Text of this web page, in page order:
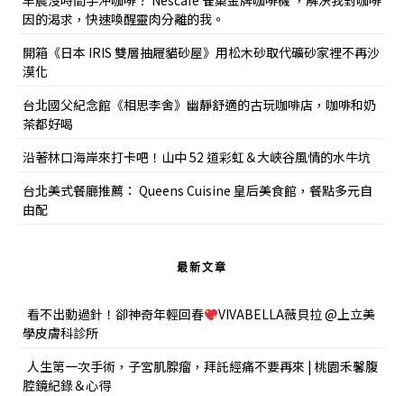
因的渴求，快速喚醒靈肉分離的我。
開箱《日本 IRIS 雙層抽屜貓砂屋》用松木砂取代礦砂家裡不再沙
漠化
台北國父紀念館《相思李舍》幽靜舒適的古玩咖啡店，咖啡和奶
茶都好喝
沿著林口海岸來打卡吧！山中 52 道彩虹＆大峽谷風情的水牛坑
台北美式餐廳推薦： Queens Cuisine 皇后美食館，餐點多元自
由配
最新文章
看不出動過針！卻神奇年輕回春
VIVABELLA薇貝拉 @上立美
學皮膚科診所
人生第一次手術，子宮肌腺瘤，拜託經痛不要再來 | 桃園禾馨腹
腔鏡紀錄＆心得